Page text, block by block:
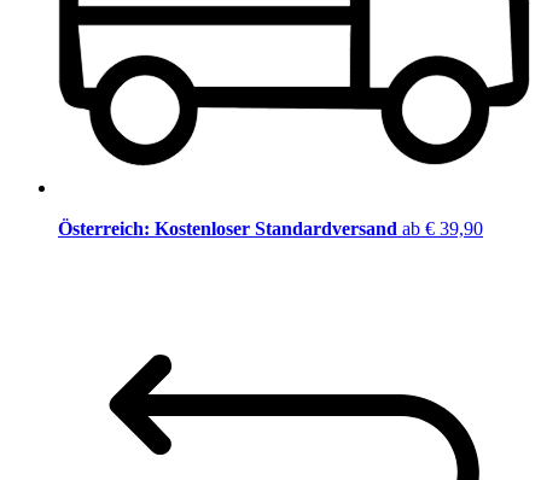
Österreich: Kostenloser Standardversand ab € 39,90